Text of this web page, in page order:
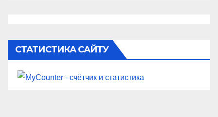
СТАТИСТИКА САЙТУ